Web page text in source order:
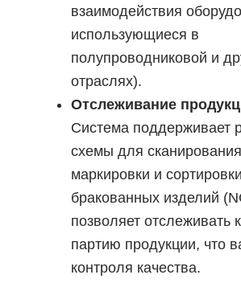
взаимодействия
использующиеся в
полупроводниковой и
отраслях).
Отслеживание
Система поддерживает
схемы для
маркировки и сортировки
бракованных изделий
позволяет отслеживать
партию продукции, что
контроля качества.